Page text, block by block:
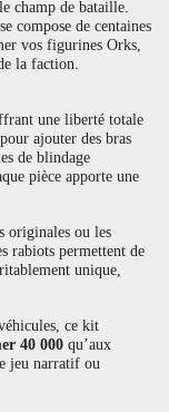
champ de bataille.
compose de centaines
vos figurines Orks,
la faction.
une liberté totale
ajouter des bras
de blindage
pièce apporte une
originales ou les
rabiots permettent de
unique,
ce kit
40 000 qu’aux
jeu narratif ou